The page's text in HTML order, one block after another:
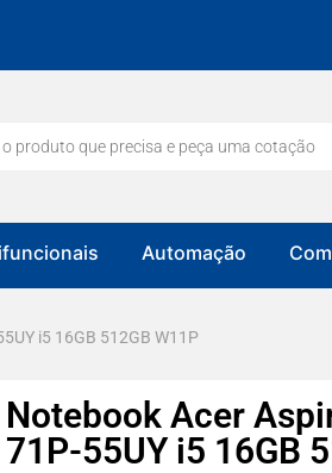
Automação
i5 16GB 512GB W11P
Notebook Acer
71P-55UY i5 16GB